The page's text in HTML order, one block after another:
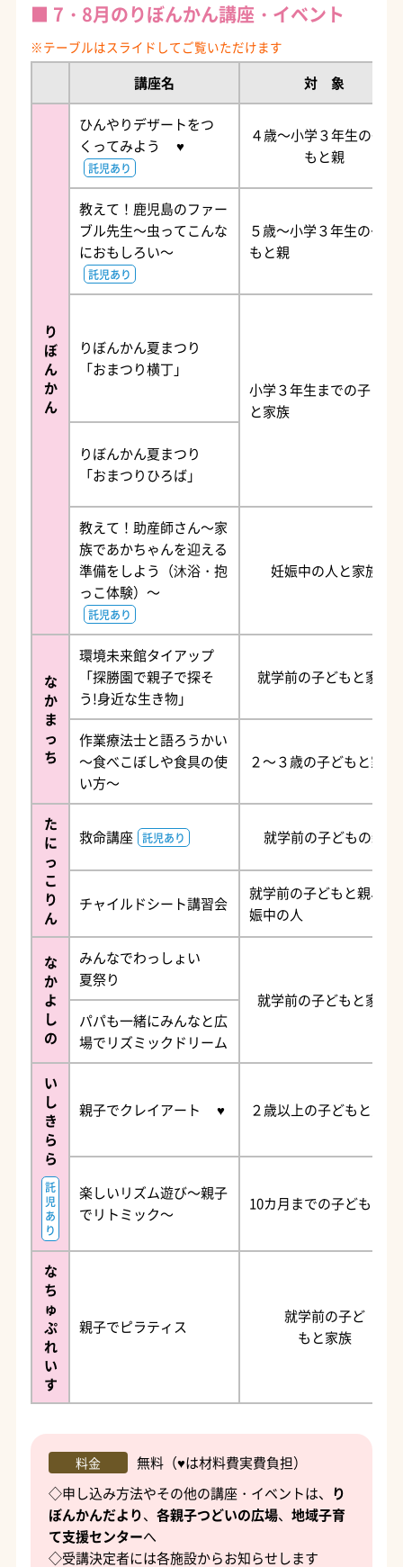
7・8月のりぼんかん講座・イベント
講座名 対 象
り
ぼ
ん
か
ん
ひんやりデザートをつ
くってみよう ♥
託児あり
４歳～小学３年生の子ど
もと親
教えて！鹿児島のファー
ブル先生～虫ってこんな
におもしろい～
託児あり
５歳～小学３年生の子ど
もと親
りぼんかん夏まつり
「おまつり横丁」
小学３年生までの子ども
と家族
りぼんかん夏まつり
「おまつりひろば」
教えて！助産師さん～家
族であかちゃんを迎える
準備をしよう（沐浴・抱
っこ体験）～
託児あり
妊娠中の人と家族
な
か
ま
っ
ち
環境未来館タイアップ
「探勝園で親子で探そ
う!身近な生き物」
就学前の子どもと家族
作業療法士と語ろうかい
～食べこぼしや食具の使
い方～
２～３歳の子どもと家族
た
に
っ
こ
り
ん
救命講座 託児あり 就学前の子どもの親
チャイルドシート講習会
就学前の子どもと親、妊
娠中の人
な
か
よ
し
の
みんなでわっしょい
夏祭り
就学前の子どもと家族
パパも一緒にみんなと広
場でリズミックドリーム
い
し
き
ら
ら
託
児
あ
り
親子でクレイアート ♥ ２歳以上の子どもと家族
楽しいリズム遊び～親子
でリトミック～
10カ月までの子どもと親
な
ち
ゅ
ぷ
れ
い
す
親子でピラティス
就学前の子ど
もと家族
料金
無料（♥は材料費実費負担）
◇申し込み方法やその他の講座・イベントは、 り
ぼんかんだより、各親子つどいの広場、地域子育
て支援センターへ
◇受講決定者には各施設からお知らせします